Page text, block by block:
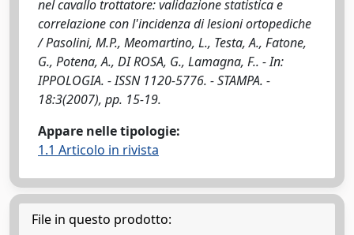
nel cavallo trottatore: validazione statistica e
correlazione con l'incidenza di lesioni ortopediche
/ Pasolini, M.P., Meomartino, L., Testa, A., Fatone,
G., Potena, A., DI ROSA, G., Lamagna, F.. - In:
IPPOLOGIA. - ISSN 1120-5776. - STAMPA. -
18:3(2007), pp. 15-19.
Appare nelle tipologie:
1.1 Articolo in rivista
File in questo prodotto: